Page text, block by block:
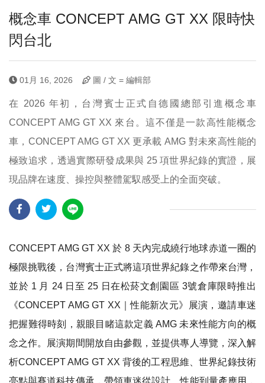
概念車 CONCEPT AMG GT XX 限時快
閃台北
01月 16, 2026 圖 / 文 = 編輯部
在 2026 年初，台灣賓士正式自德國總部引進概念車
CONCEPT AMG GT XX 來台。這不僅是一款高性能概念
車，CONCEPT AMG GT XX 更承載 AMG 對未來高性能的
極致追求，透過實際研發成果與 25 項世界紀錄的實證，展
現品牌在速度、操控與整體駕馭感受上的全面突破。
CONCEPT AMG GT XX 於 8 天內完成繞行地球赤道一圈的
極限挑戰後，台灣賓士正式將這項世界紀錄之作帶來台灣，
並於 1 月 24 日至 25 日在松菸文創園區 3號倉庫限時推出
《CONCEPT AMG GT XX｜性能新次元》展演，邀請車迷
把握難得時刻，親眼目睹這款定義 AMG 未來性能方向的概
念之作。展演期間開放自由參觀，並提供專人導覽，深入解
析CONCEPT AMG GT XX 背後的工程思維、世界紀錄技術
亮點與賽道科技傳承，帶領車迷從設計、性能到量產應用，